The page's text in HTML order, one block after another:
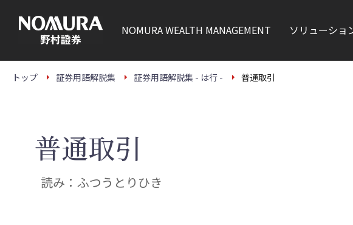
本
NOMURAWEALTH MANAGEMENT ソリューショ
トップ 証券用語解説集 証券用語解説集 - は行 - 普通取引
普通取引
読み：ふつうとりひき